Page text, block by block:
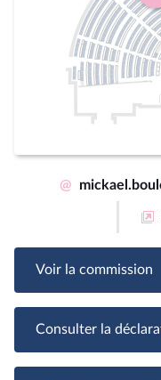
@
Voir la commission
Consulter la